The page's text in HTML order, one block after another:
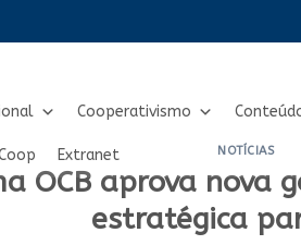
Cooperativismo
Extranet NOTÍCIAS
OCB aprova nova
estratégica